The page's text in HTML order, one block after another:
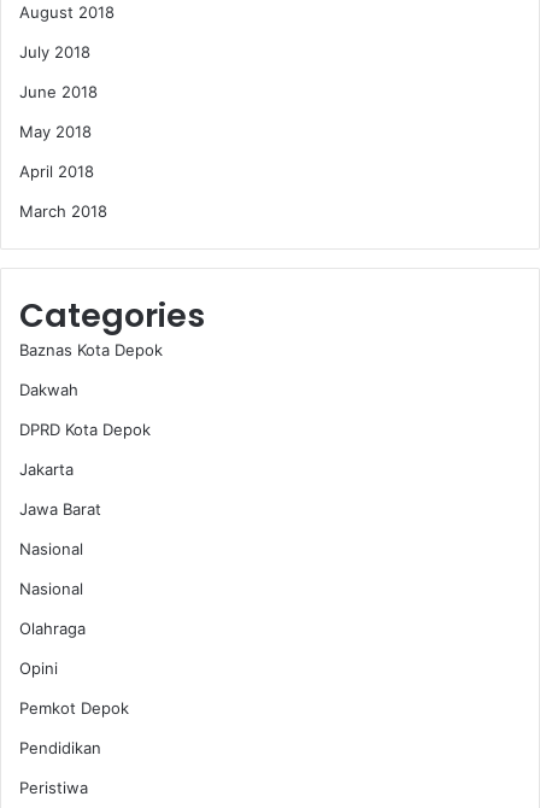
August 2018
July 2018
June 2018
May 2018
April 2018
March 2018
Categories
Baznas Kota Depok
Dakwah
DPRD Kota Depok
Jakarta
Jawa Barat
Nasional
Nasional
Olahraga
Opini
Pemkot Depok
Pendidikan
Peristiwa